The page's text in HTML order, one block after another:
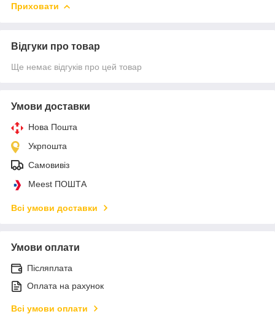
Приховати
Відгуки про товар
Ще немає відгуків про цей товар
Умови доставки
Нова Пошта
Укрпошта
Самовивіз
Meest ПОШТА
Всі умови доставки
Умови оплати
Післяплата
Оплата на рахунок
Всі умови оплати